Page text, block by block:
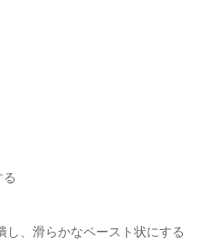
し、滑らかなペースト状にする